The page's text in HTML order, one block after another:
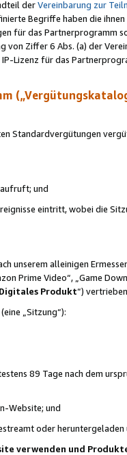
derVereinbarung zur
Begriffe haben die
für das Partnerprogramm
Ziffer 6 Abs. (a) der
Lizenz für das
Standardvergütungen
und
eintritt, wobei die
unserem alleinigen
Prime Video“, „Game
Digitales Produkt“)
„Sitzung“):
89 Tage nach dem
Website; und
oder
verwenden und